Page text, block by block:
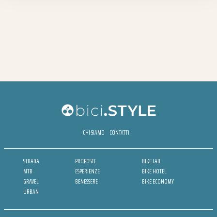
CHI SIAMO CONTATTI
STRADA
MTB
GRAVEL
URBAN
PROPOSTE
ESPERIENZE
BENESSERE
BIKE LAB
BIKE HOTEL
BIKE ECONOMY